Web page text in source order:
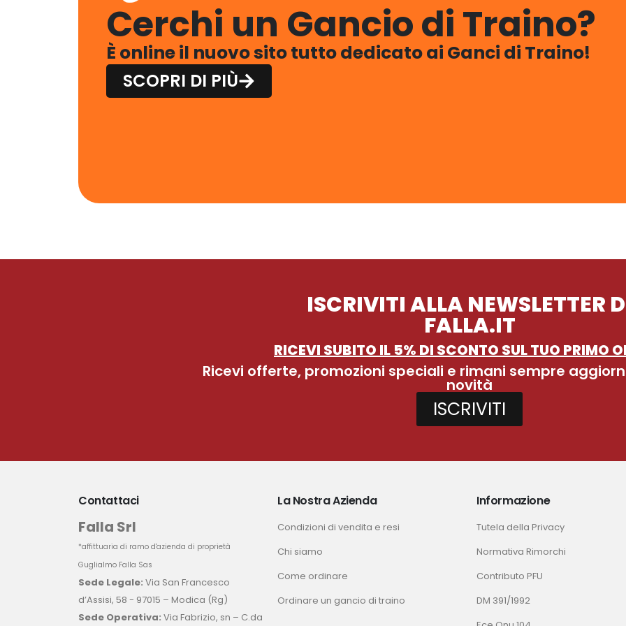
Cerchi un Gancio di Traino?
È online il nuovo sito tutto dedicato ai Ganci di Traino!
SCOPRI DI PIÙ
ISCRIVITI ALLA NEWSLETTER
FALLA.IT
RICEVI SUBITO IL 5% DI SCONTO SUL TUO PRIMO
Ricevi offerte, promozioni speciali e rimani sempre
novità
ISCRIVITI
Contattaci
Falla Srl
*affittuaria di ramo d'azienda di proprietà
Guglialmo Falla Sas
Sede Legale: Via San Francesco
d’Assisi, 58 - 97015 – Modica (Rg)
Sede Operativa: Via Fabrizio, sn – C.da
La Nostra Azienda
Condizioni di vendita e resi
Chi siamo
Come ordinare
Ordinare un gancio di traino
Informazione
Tutela della Privacy
Normativa Rimorchi
Contributo PFU
DM 391/1992